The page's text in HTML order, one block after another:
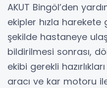
AKUT Bingöl’den
ekipler hızla harekete
şekilde hastaneye
bildirilmesi sonrası,
ekibi gerekli
aracı ve kar motoru